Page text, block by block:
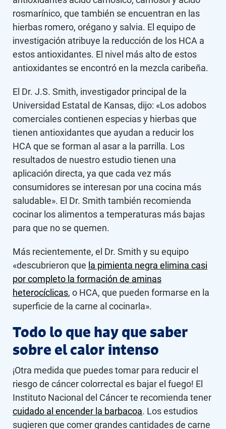
rosmarínico, que también se encuentran en las
hierbas romero, orégano y salvia. El equipo de
investigación atribuye la reducción de los HCA a
estos antioxidantes. El nivel más alto de estos
antioxidantes se encontró en la mezcla caribeña.
El Dr. J.S. Smith, investigador principal de la
Universidad Estatal de Kansas, dijo: «Los adobos
comerciales contienen especias y hierbas que
tienen antioxidantes que ayudan a reducir los
HCA que se forman al asar a la parrilla. Los
resultados de nuestro estudio tienen una
aplicación directa, ya que cada vez más
consumidores se interesan por una cocina más
saludable». El Dr. Smith también recomienda
cocinar los alimentos a temperaturas más bajas
para que no se quemen.
Más recientemente, el Dr. Smith y su equipo
«descubrieron que la pimienta negra elimina casi
por completo la formación de aminas
heterocíclicas, o HCA, que pueden formarse en la
superficie de la carne al cocinarla».
Todo lo que hay que saber
sobre el calor intenso
¡Otra medida que puedes tomar para reducir el
riesgo de cáncer colorrectal es bajar el fuego! El
Instituto Nacional del Cáncer te recomienda tener
cuidado al encender la barbacoa. Los estudios
sugieren que comer grandes cantidades de carne